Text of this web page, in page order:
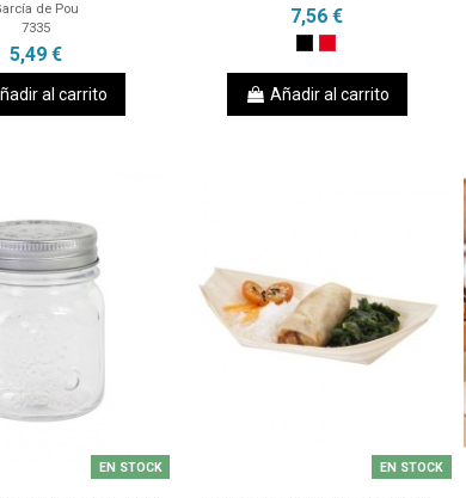
de Pou
7335
5,49 €
al carrito
7,56 €
Añadir al carrito
EN STOCK EN STOCK